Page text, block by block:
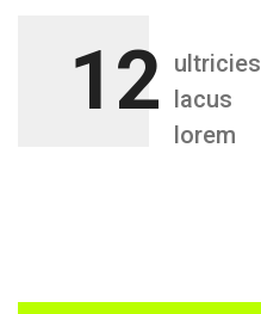
12 ultricies
lacus
lorem